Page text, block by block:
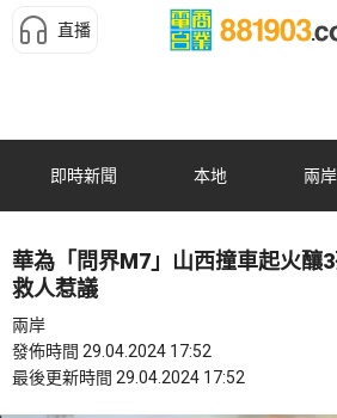
直播
即時新聞 本地 兩岸
華為「問界M7」山西撞車起火
救人惹議
兩岸
發佈時間 29.04.2024 17:52
最後更新時間 29.04.2024 17:52